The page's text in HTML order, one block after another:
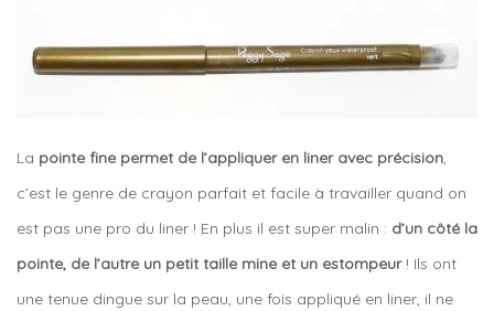
La pointe fine permet de l’appliquer en liner avec précision,
c’est le genre de crayon parfait et facile à travailler quand on
est pas une pro du liner ! En plus il est super malin : d’un côté la
pointe, de l’autre un petit taille mine et un estompeur! Ils ont
une tenue dingue sur la peau, une fois appliqué en liner, il ne